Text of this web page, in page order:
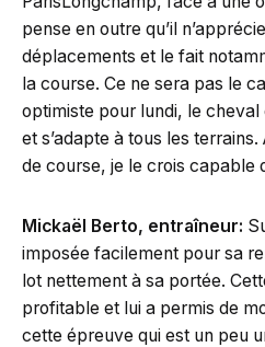
pense en outre qu’il
déplacements et le fait
la course. Ce ne sera pas le
optimiste pour lundi, le
et s’adapte à tous les
de course, je le crois capable
Mickaël Berto, entraîneur:
imposée facilement pour sa
lot nettement à sa portée.
profitable et lui a permis de
cette épreuve qui est un peu